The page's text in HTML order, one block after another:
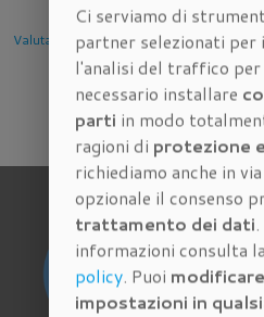
Immobile
Valutazione Immobile a
Firenze
Ci serviamo di
partner selezionati per
l'analisi del traffico per
necessario installare
parti in modo
ragioni di protezione
richiediamo anche in
opzionale il consenso
trattamento dei dati
informazioni consulta
policy. Puoi
impostazioni in